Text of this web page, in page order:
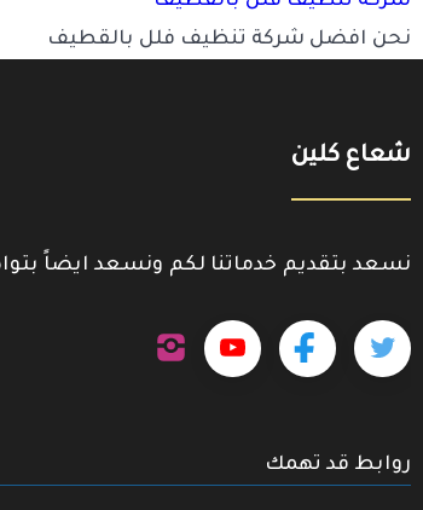
نحن افضل شركة تنظيف فلل بالقطيف
شعاع كلين
نسعد بتقديم خدماتنا لكم ونسعد ايضاً
تابعنا
تويتر
تابعنا
فيسبوك
تابعنا
روابط قد تهمك